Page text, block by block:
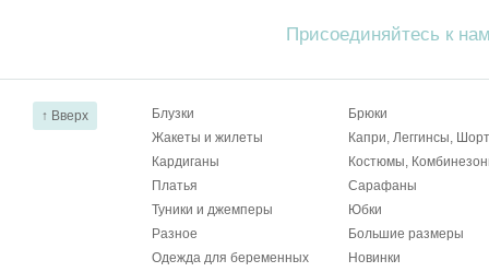
Присоединяйтесь к
↑ Вверх Блузки
Брюки
Жакеты и жилеты
Капри, Леггинсы,
Кардиганы
Костюмы,
Платья
Сарафаны
Туники и джемперы
Юбки
Разное
Большие размеры
Одежда для беременных
Новинки